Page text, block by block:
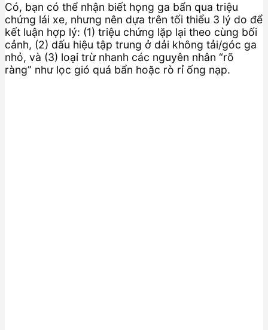
Có, bạn có thể nhận biết họng ga bẩn qua triệu
chứng lái xe, nhưng nên dựa trên tối thiểu 3 lý do để
kết luận hợp lý: (1) triệu chứng lặp lại theo cùng bối
cảnh, (2) dấu hiệu tập trung ở dải không tải/góc ga
nhỏ, và (3) loại trừ nhanh các nguyên nhân “rõ
ràng” như lọc gió quá bẩn hoặc rò rỉ ống nạp.